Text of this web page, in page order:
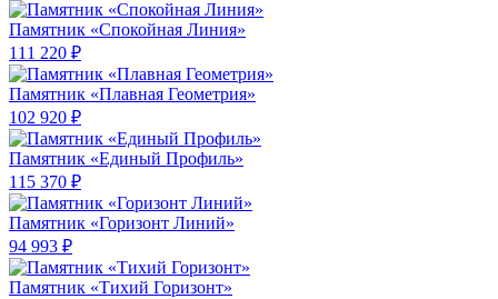
Памятник «Спокойная Линия»
111 220 ₽
Памятник «Плавная Геометрия»
102 920 ₽
Памятник «Единый Профиль»
115 370 ₽
Памятник «Горизонт Линий»
94 993 ₽
Памятник «Тихий Горизонт»